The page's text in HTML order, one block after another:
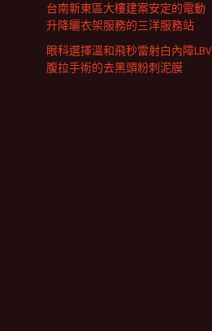
台南新東區大樓建案安定的電動
升降曬衣架服務的三洋服務站
眼科選擇溫和飛秒雷射白內障LBV
腹拉手術的去黑頭粉刺泥膜